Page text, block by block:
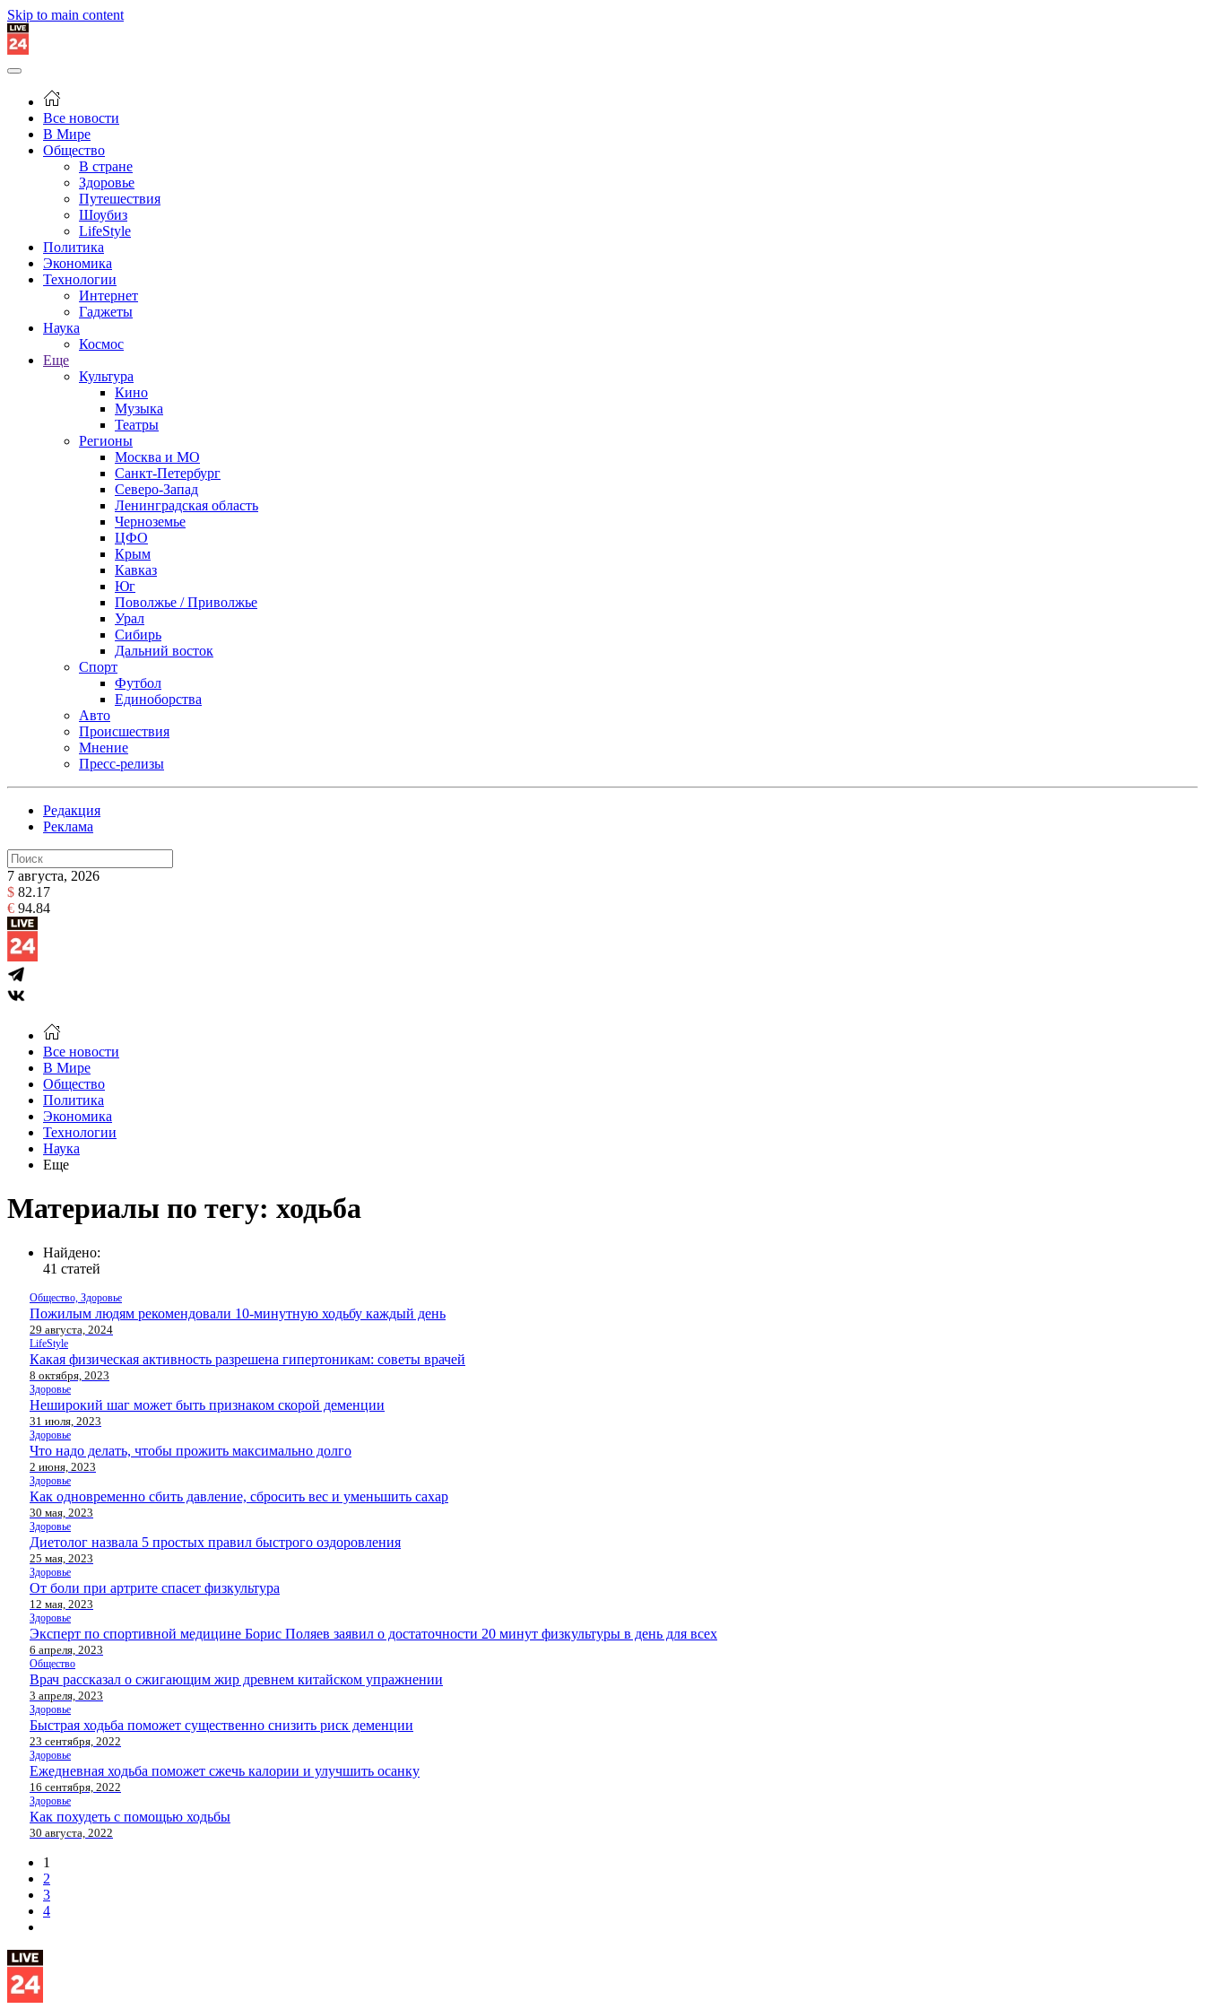
Skip to main content
Все новости
В Мире
Общество
В стране
Здоровье
Путешествия
Шоубиз
LifeStyle
Политика
Экономика
Технологии
Интернет
Гаджеты
Наука
Космос
Еще
Культура
Кино
Музыка
Театры
Регионы
Москва и МО
Санкт-Петербург
Северо-Запад
Ленинградская область
Черноземье
ЦФО
Крым
Кавказ
Юг
Поволжье / Приволжье
Урал
Сибирь
Дальний восток
Спорт
Футбол
Единоборства
Авто
Происшествия
Мнение
Пресс-релизы
Редакция
Реклама
7 августа, 2026
$ 82.17
€ 94.84
Все новости
В Мире
Общество
Политика
Экономика
Технологии
Наука
Еще
Материалы по тегу: ходьба
Найдено:
41 статей
Общество, Здоровье
Пожилым людям рекомендовали 10-минутную ходьбу каждый день
29 августа, 2024
LifeStyle
Какая физическая активность разрешена гипертоникам: советы врачей
8 октября, 2023
Здоровье
Неширокий шаг может быть признаком скорой деменции
31 июля, 2023
Здоровье
Что надо делать, чтобы прожить максимально долго
2 июня, 2023
Здоровье
Как одновременно сбить давление, сбросить вес и уменьшить сахар
30 мая, 2023
Здоровье
Диетолог назвала 5 простых правил быстрого оздоровления
25 мая, 2023
Здоровье
От боли при артрите спасет физкультура
12 мая, 2023
Здоровье
Эксперт по спортивной медицине Борис Поляев заявил о достаточности 20 минут физкультуры в день для всех
6 апреля, 2023
Общество
Врач рассказал о сжигающим жир древнем китайском упражнении
3 апреля, 2023
Здоровье
Быстрая ходьба поможет существенно снизить риск деменции
23 сентября, 2022
Здоровье
Ежедневная ходьба поможет сжечь калории и улучшить осанку
16 сентября, 2022
Здоровье
Как похудеть с помощью ходьбы
30 августа, 2022
1
2
3
4